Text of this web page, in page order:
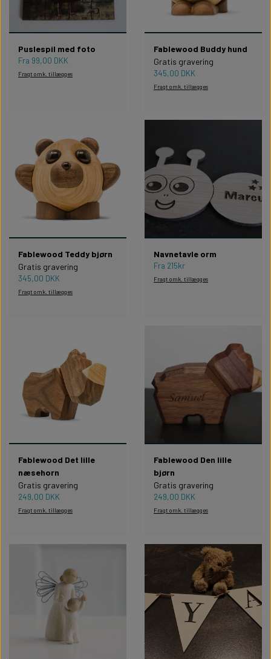
Puslespil med foto
Fra 99,00 DKK
Fragt omk. tillægges
Fablewood Buddy hund
Gratis gravering
345,00 DKK
Fragt omk. tillægges
Fablewood Teddy bjørn
Gratis gravering
345,00 DKK
Fragt omk. tillægges
Navnetavle orm
Fra 215kr
Fragt omk. tillægges
Fablewood Det lille
næsehorn
Gratis gravering
249,00 DKK
Fragt omk. tillægges
Fablewood Den lille
bjørn
Gratis gravering
249,00 DKK
Fragt omk. tillægges